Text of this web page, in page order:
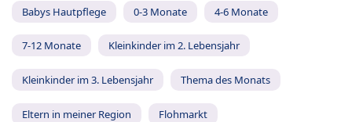
Babys Hautpflege 0-3 Monate 4-6 Monate
7-12 Monate Kleinkinder im 2. Lebensjahr
Kleinkinder im 3. Lebensjahr Thema des Monats
Eltern in meiner Region Flohmarkt